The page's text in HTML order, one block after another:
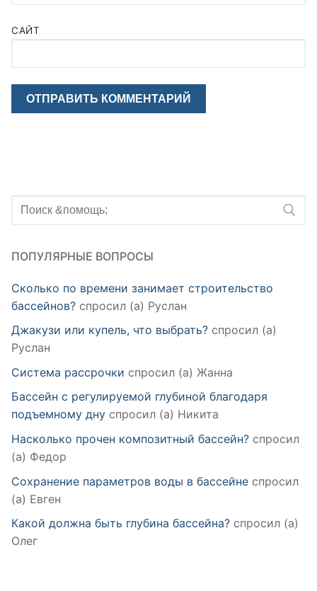
САЙТ
Искать:
ПОПУЛЯРНЫЕ ВОПРОСЫ
Сколько по времени занимает строительство
бассейнов? спросил (а) Руслан
Джакузи или купель, что выбрать? спросил (а)
Руслан
Система рассрочки спросил (а) Жанна
Бассейн с регулируемой глубиной благодаря
подъемному дну спросил (а) Никита
Насколько прочен композитный бассейн? спросил
(а) Федор
Сохранение параметров воды в бассейне спросил
(а) Евген
Какой должна быть глубина бассейна? спросил (а)
Олег